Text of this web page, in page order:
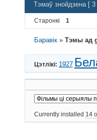
Тэмаў знойдзена [ 3
Старонкі 1
Баравік »Тэмы ад
Цэтлікі: 1927
Currently installed 14